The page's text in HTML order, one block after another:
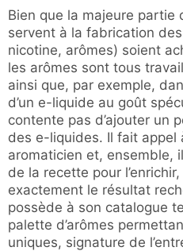
Bien que la majeure partie
servent à la fabrication
nicotine, arômes) soient
les arômes sont tous
ainsi que, par exemple,
d’un e-liquide au goût
contente pas d’ajouter un
des e-liquides. Il fait appel
aromaticien et, ensemble,
de la recette pour
exactement le résultat
possède à son catalogue
palette d’arômes
uniques, signature de